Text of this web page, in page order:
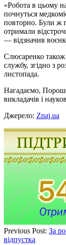
«Робота в цьому
почнуться
повторно. Були ж
отримали
— відзначив
Слюсаренко також
службу, згідно з
листопада.
Нагадаємо,
викладачів і
Джерело: Znaj.ua
Previous Post: За
відпустка